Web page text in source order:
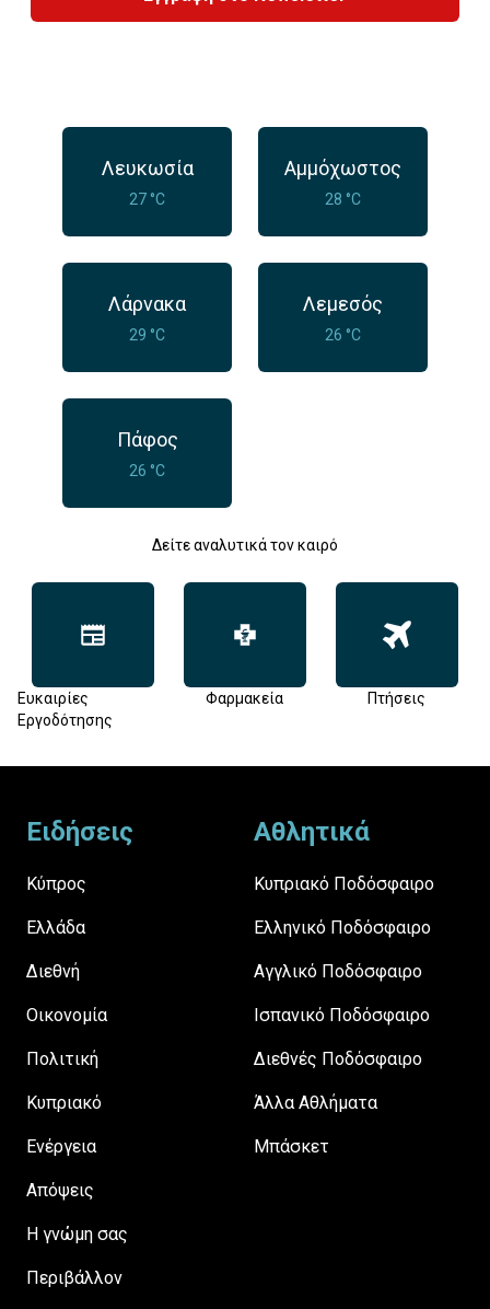
Λευκωσία
27 °C
Αμμόχωστος
28 °C
Λάρνακα
29 °C
Λεμεσός
26 °C
Πάφος
26 °C
Δείτε αναλυτικά τον καιρό
Ευκαιρίες
Εργοδότησης
Φαρμακεία Πτήσεις
Ειδήσεις
Κύπρος
Ελλάδα
Διεθνή
Οικονομία
Πολιτική
Κυπριακό
Ενέργεια
Απόψεις
H γνώμη σας
Περιβάλλον
Αθλητικά
Κυπριακό Ποδόσφαιρο
Ελληνικό Ποδόσφαιρο
Αγγλικό Ποδόσφαιρο
Ισπανικό Ποδόσφαιρο
Διεθνές Ποδόσφαιρο
Άλλα Αθλήματα
Μπάσκετ